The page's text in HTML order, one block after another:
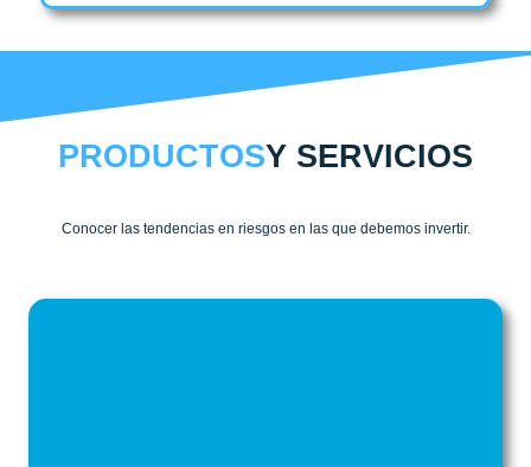
PRODUCTOSY SERVICIOS
Conocer las tendencias en riesgos en las que debemos invertir.